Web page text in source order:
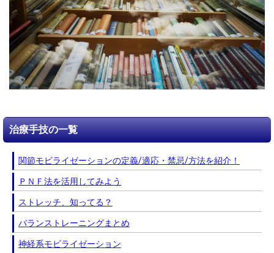
治療手技の一覧
関節モビライゼーションの定義/適応・禁忌/方法を紹介！
ＰＮＦ法を活用してみよう
ストレッチ、知ってる？
バランストレーニングまとめ
神経系モビライゼーション